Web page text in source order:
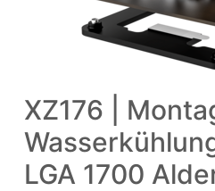
XZ176 |
LGA 1700